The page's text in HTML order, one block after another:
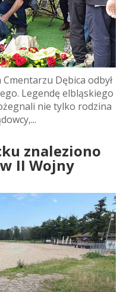
Dębica odbył
Legendę elbląskiego
nie tylko rodzina
znaleziono
II Wojny